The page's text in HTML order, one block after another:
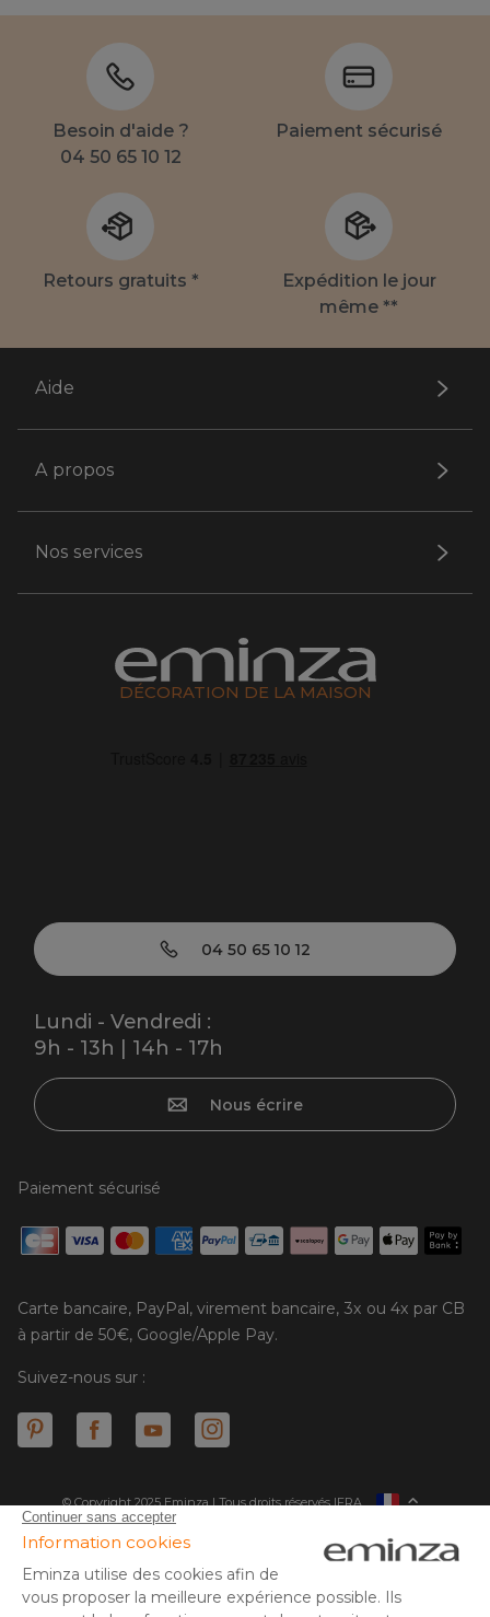
Besoin d'aide ?
04 50 65 10 12
Paiement sécurisé
Retours gratuits *
Expédition le jour
même **
Aide
A propos
Nos services
DÉCORATION DE LA MAISON
04 50 65 10 12
Lundi - Vendredi :
9h - 13h | 14h - 17h
Nous écrire
Paiement sécurisé
Carte bancaire, PayPal, virement bancaire, 3x ou 4x par CB
à partir de 50€, Google/Apple Pay.
Suivez-nous sur :
© Copyright 2025 Eminza | Tous droits réservés |
ESPAÑA
NEDERLAND
FRA
* Vous disposez de 30 jours (à compter de la réception ou du
retrait de votre colis) pour effectuer un retour de produits et